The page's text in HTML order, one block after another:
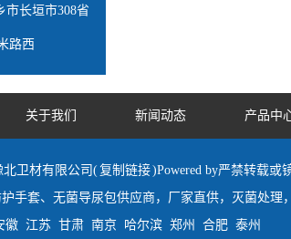
市长垣市308省
路西
关于我们 新闻动态 产品中
卫材有限公司(复制链接)Powered by严禁转载或
手套、无菌导尿包供应商，厂家直供，灭菌处理
徽 江苏 甘肃 南京 哈尔滨 郑州 合肥 泰州